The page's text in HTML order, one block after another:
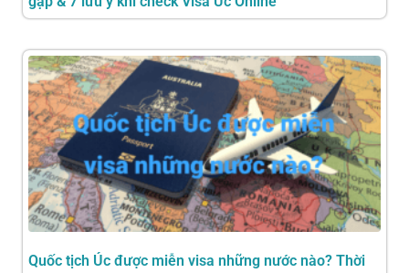
Quốc tịch Úc được miễn visa những nước nào? Thời